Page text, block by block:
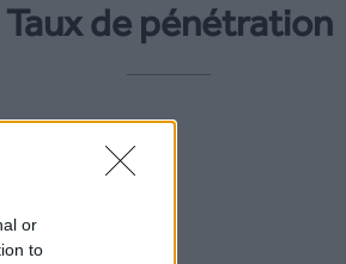
or
to
Taux de pénétration
-